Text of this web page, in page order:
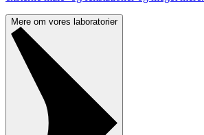
Mere om vores laboratorier